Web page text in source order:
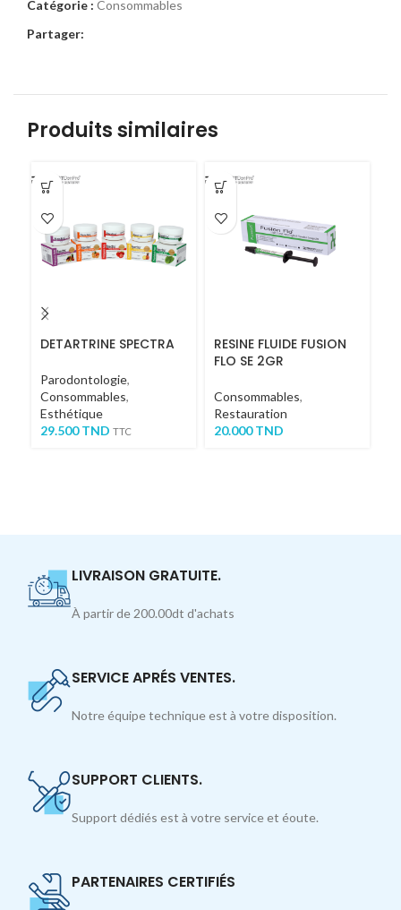
Catégorie : Consommables
Partager:
Produits similaires
DETARTRINE SPECTRA
Parodontologie,
Consommables,
Esthétique
29.500TND TTC
RESINE FLUIDE FUSION
FLO SE 2GR
Consommables,
Restauration
20.000TND
LIVRAISON GRATUITE.
À partir de 200.00dt d'achats
SERVICE APRÉS VENTES.
Notre équipe technique est à votre disposition.
SUPPORT CLIENTS.
Support dédiés est à votre service et éoute.
PARTENAIRES CERTIFIÉS